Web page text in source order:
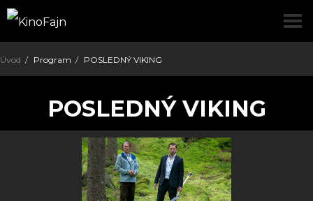
Úvod Program POSLEDNÝ VIKING
POSLEDNÝ VIKING